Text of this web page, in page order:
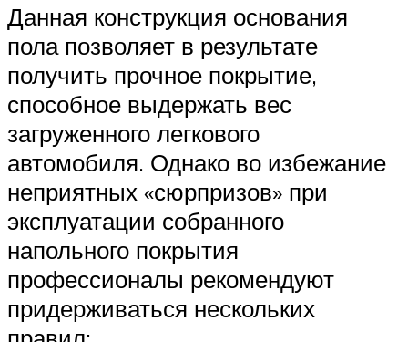
Данная конструкция основания
пола позволяет в результате
получить прочное покрытие,
способное выдержать вес
загруженного легкового
автомобиля. Однако во избежание
неприятных «сюрпризов» при
эксплуатации собранного
напольного покрытия
профессионалы рекомендуют
придерживаться нескольких